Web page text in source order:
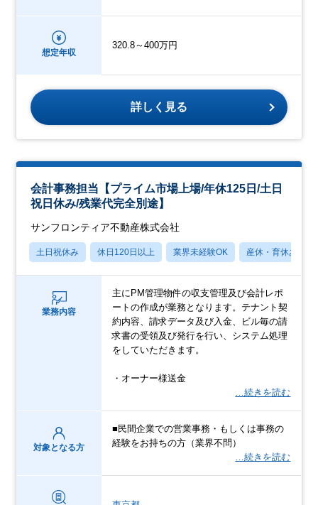
想定年収
320.8～400万円
詳しく見る
会計事務担当【プライム市場上場/年休125日/土日
祝日休み/残業代完全別途】
サンフロンティア不動産株式会社
土日祝休み 休日120日以上 業界未経験OK 産休・育休あり
業務内容
主にPM管理物件の収支管理及び会計レポ
ートの作成が業務となります。テナント契
約内容、請求データ及び入金、ビル毎の請
求書の受領及び発行を行い、システム処理
をしていただきます。
・オーナー様送金
…続きを読む
対象となる方
■民間企業での営業事務・もしくは事務の
経験をお持ちの方（業界不問）
…続きを読む